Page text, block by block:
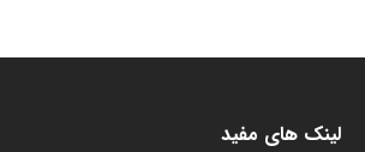
لینک های مفید